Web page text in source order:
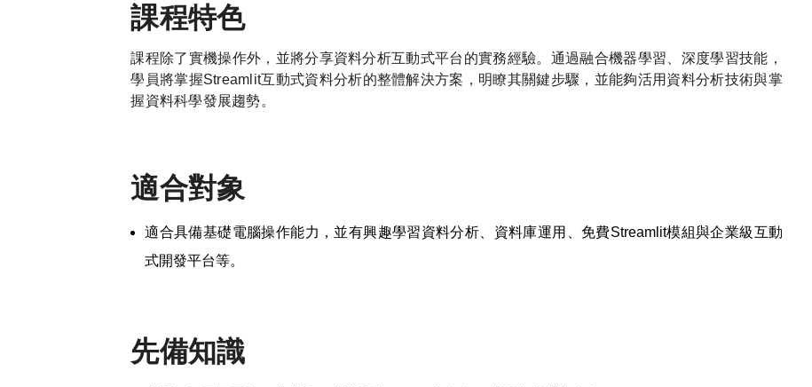
課程特色
課程除了實機操作外，並將分享資料分析互動式平台的實務經驗。通過融合機器學習、深度學習技能，
學員將掌握Streamlit互動式資料分析的整體解決方案，明瞭其關鍵步驟，並能夠活用資料分析技術與掌
握資料科學發展趨勢。
適合對象
適合具備基礎電腦操作能力，並有興趣學習資料分析、資料庫運用、免費Streamlit模組與企業級互動
式開發平台等。
先備知識